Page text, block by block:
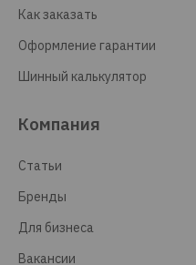
Как заказать
Оформление гарантии
Шинный калькулятор
Компания
Статьи
Бренды
Для бизнеса
Вакансии